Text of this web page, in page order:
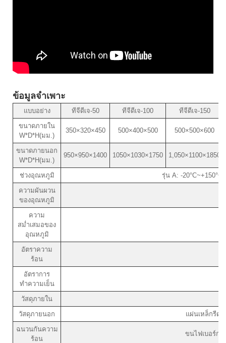
ข้อมูลจำเพาะ
แบบอย่าง ทีจีดีเจ-50 ทีจีดีเจ-100
ทีจีดีเจ-150
ขนาดภายใน
W*D*H(มม.)
350×320×450 500×400×500 500×500×600
ขนาดภายนอก
W*D*H(มม.)
950×950×1400 1050×1030×1750 1,050×1100×1850
ช่วงอุณหภูมิ
รุ่น A: -
ความผันผวน
ของอุณหภูมิ
ความ
สม่ำเสมอของ
อุณหภูมิ
อัตราความ
ร้อน
อัตราการ
ทำความเย็น
วัสดุภายใน
วัสดุภายนอก
แผ่นเหล็กรีด
ฉนวนกันความ
ร้อน
ขนไฟเบอร์กล